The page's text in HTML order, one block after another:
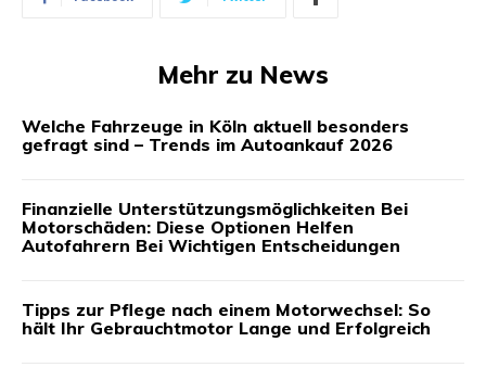
Mehr zu News
Welche Fahrzeuge in Köln aktuell besonders
gefragt sind – Trends im Autoankauf 2026
Finanzielle Unterstützungsmöglichkeiten Bei
Motorschäden: Diese Optionen Helfen
Autofahrern Bei Wichtigen Entscheidungen
Tipps zur Pflege nach einem Motorwechsel: So
hält Ihr Gebrauchtmotor Lange und Erfolgreich